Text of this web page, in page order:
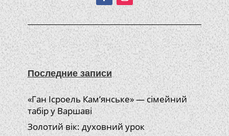
Последние записи
«Ган Ісроель Кам’янське» — сімейний
табір у Варшаві
Золотий вік: духовний урок